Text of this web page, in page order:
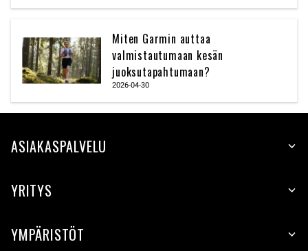
Miten Garmin auttaa
valmistautumaan kesän
juoksutapahtumaan?
2026-04-30
ASIAKASPALVELU
YRITYS
YMPÄRISTÖT